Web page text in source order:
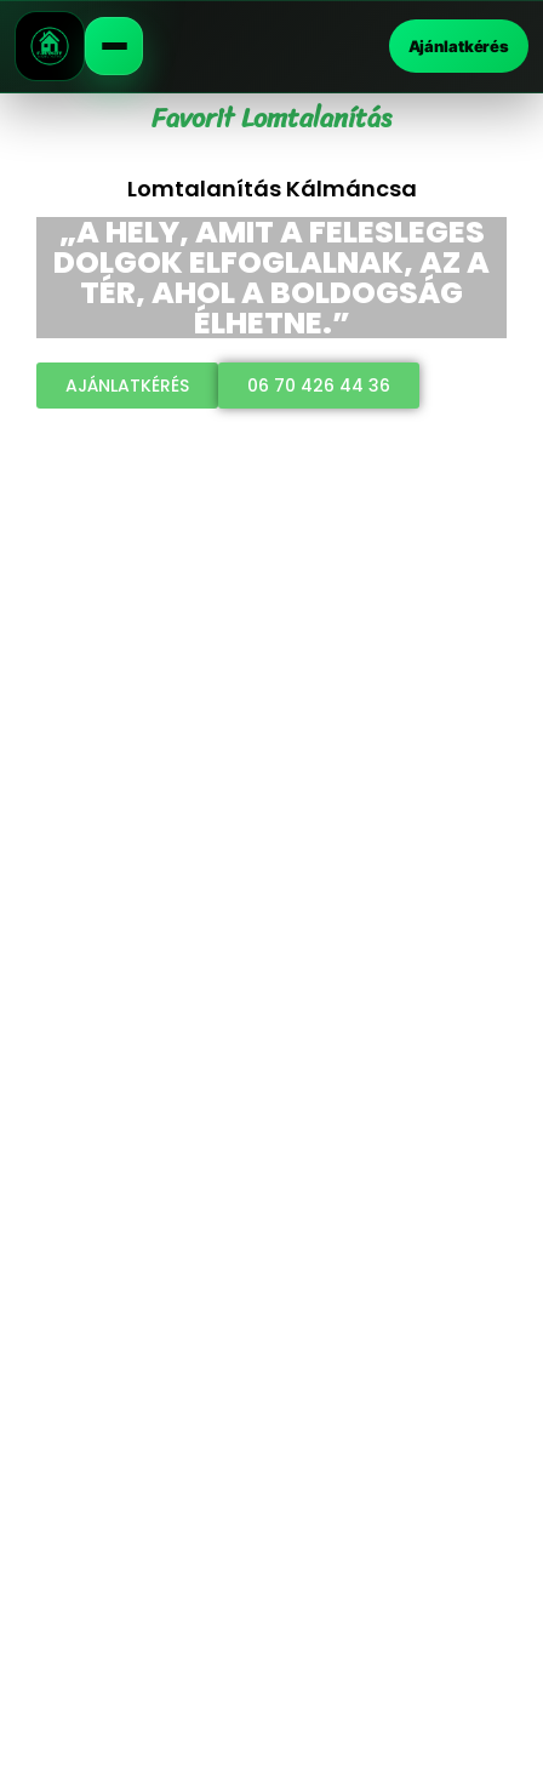
Ajánlatkérés
Favorit Lomtalanítás
Lomtalanítás Kálmáncsa
„A HELY, AMIT A FELESLEGES
DOLGOK ELFOGLALNAK, AZ A
TÉR, AHOL A BOLDOGSÁG
ÉLHETNE.”
AJÁNLATKÉRÉS 06 70 426 44 36